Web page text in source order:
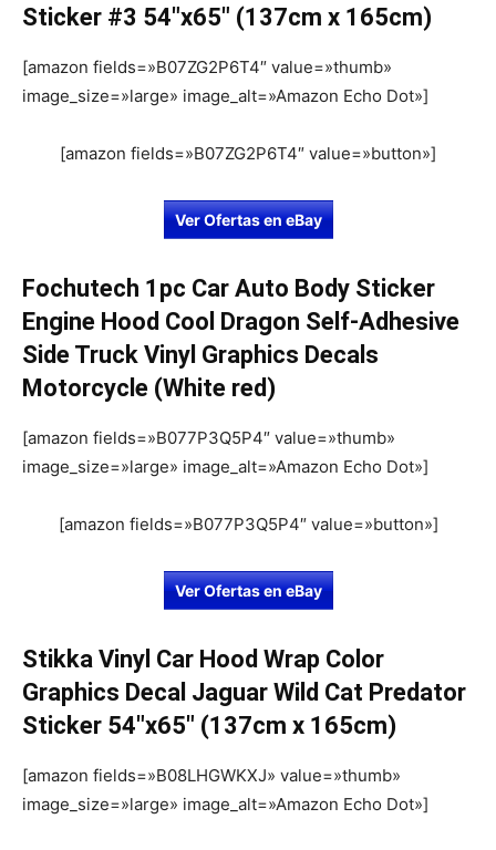
Sticker #3 54″x65″ (137cm x 165cm)
[amazon fields=»B07ZG2P6T4″ value=»thumb»
image_size=»large» image_alt=»Amazon Echo Dot»]
[amazon fields=»B07ZG2P6T4″ value=»button»]
Ver Ofertas en eBay
Fochutech 1pc Car Auto Body Sticker
Engine Hood Cool Dragon Self-Adhesive
Side Truck Vinyl Graphics Decals
Motorcycle (White red)
[amazon fields=»B077P3Q5P4″ value=»thumb»
image_size=»large» image_alt=»Amazon Echo Dot»]
[amazon fields=»B077P3Q5P4″ value=»button»]
Ver Ofertas en eBay
Stikka Vinyl Car Hood Wrap Color
Graphics Decal Jaguar Wild Cat Predator
Sticker 54″x65″ (137cm x 165cm)
[amazon fields=»B08LHGWKXJ» value=»thumb»
image_size=»large» image_alt=»Amazon Echo Dot»]